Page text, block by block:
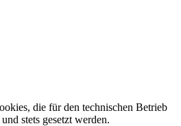
die für den technischen Betrieb
stets gesetzt werden.